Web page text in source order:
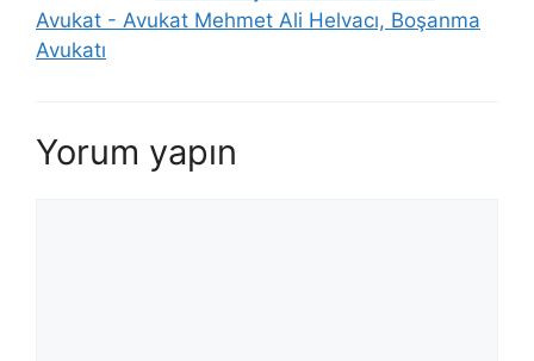
Avukat - Avukat Mehmet Ali Helvacı, Boşanma
Avukatı
Yorum yapın